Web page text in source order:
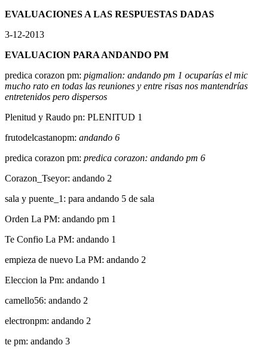
EVALUACIONES A LAS RESPUESTAS DADAS
3-12-2013
EVALUACION PARA ANDANDO PM
predica corazon pm: pigmalion: andando pm 1 ocuparías el mic
mucho rato en todas las reuniones y entre risas nos mantendrías
entretenidos pero dispersos
Plenitud y Raudo pn: PLENITUD 1
frutodelcastanopm: andando 6
predica corazon pm: predica corazon: andando pm 6
Corazon_Tseyor: andando 2
sala y puente_1: para andando 5 de sala
Orden La PM: andando pm 1
Te Confio La PM: andando 1
empieza de nuevo La PM: andando 2
Eleccion la Pm: andando 1
camello56: andando 2
electronpm: andando 2
te pm: andando 3